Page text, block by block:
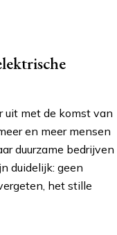
uit met de komst van
en meer mensen
duurzame bedrijven
duidelijk: geen
het stille